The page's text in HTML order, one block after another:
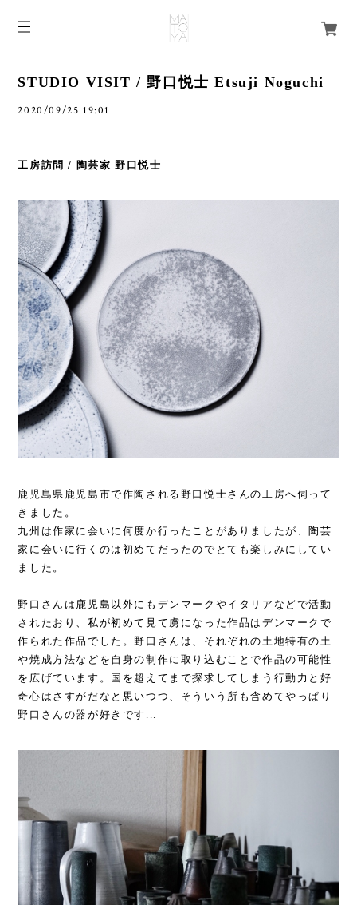
STUDIO VISIT / 野口悦士 Etsuji Noguchi
2020/09/25 19:01
工房訪問 / 陶芸家 野口悦士
鹿児島県鹿児島市で作陶される野口悦士さんの工房へ伺って
きました。
九州は作家に会いに何度か行ったことがありましたが、陶芸
家に会いに行くのは初めてだったのでとても楽しみにしてい
ました。
野口さんは鹿児島以外にもデンマークやイタリアなどで活動
されたおり、私が初めて見て虜になった作品はデンマークで
作られた作品でした。野口さんは、それぞれの土地特有の土
や焼成方法などを自身の制作に取り込むことで作品の可能性
を広げています。国を超えてまで探求してしまう行動力と好
奇心はさすがだなと思いつつ、そういう所も含めてやっぱり
野口さんの器が好きです...